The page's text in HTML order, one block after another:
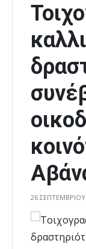
26 ΣΕΠΤΕΜΒΡΊΟΥ